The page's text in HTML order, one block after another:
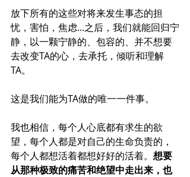
放下所有的这些对将来发生事态的担
忧，害怕，焦虑...之后，我们就能回归宁
静，以一颗宁静的、包容的、并不想要
去改变TA的心，去承托，倾听和理解
TA。
这是我们能为TA做的唯一一件事。
我也相信，每个人心底都有求生的欲
望，每个人都是对自己的生命负责的，
每个人都想活着都想好好的活着。 想要
从那种极致的痛苦和绝望中走出来，也